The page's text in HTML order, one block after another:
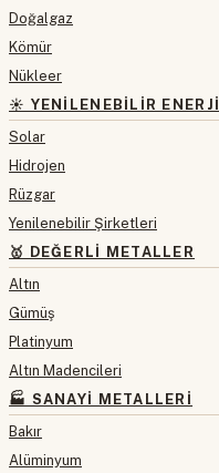
Doğalgaz
Kömür
Nükleer
☀️ YENILENEBILIR ENERJI
Solar
Hidrojen
Rüzgar
Yenilenebilir Şirketleri
🥇 DEĞERLI METALLER
Altın
Gümüş
Platinyum
Altın Madencileri
🏭 SANAYI METALLERI
Bakır
Alüminyum